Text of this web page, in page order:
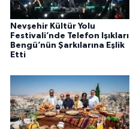
Nevşehir Kültür Yolu
Festivali’nde Telefon Işıkları
Bengü’nün Şarkılarına Eşlik
Etti